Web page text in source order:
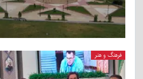
فرهنگ و هنر